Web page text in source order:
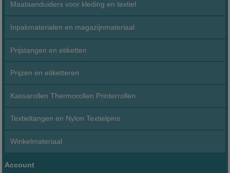
Maataanduiders voor kleding en textiel
Inpakmaterialen en magazijnmateriaal
Prijstangen en etiketten
Prijzen en etiketteren
Kassarollen Thermorollen Printerrollen
Textieltangen en Nylon Textielpins
Winkelmateriaal
Account